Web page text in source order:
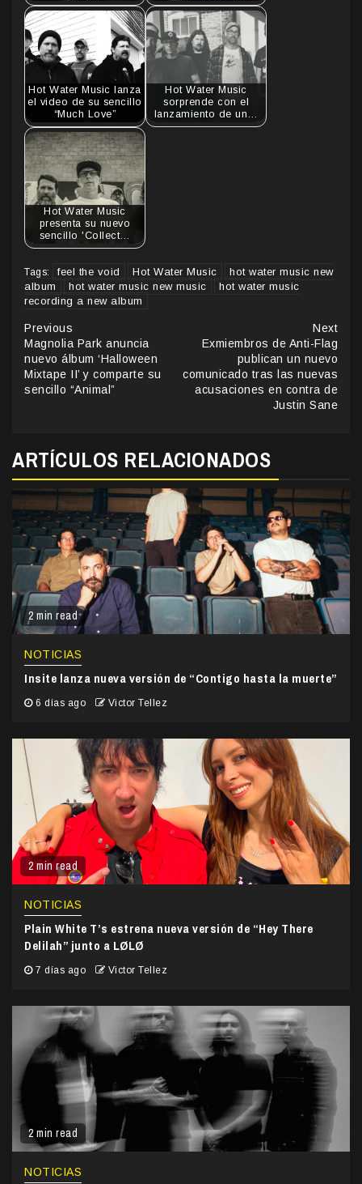
Hot Water Music lanza
el video de su sencillo
“Much Love”
Hot Water Music
sorprende con el
lanzamiento de un…
Hot Water Music
presenta su nuevo
sencillo 'Collect…
Tags: feel the void Hot Water Music
hot water music new
album
hot water music new music
hot water music
recording a new album
Continue
Reading
Previous
Magnolia Park anuncia
nuevo álbum ‘Halloween
Mixtape II’ y comparte su
sencillo “Animal”
Next
Exmiembros de Anti-Flag
publican un nuevo
comunicado tras las nuevas
acusaciones en contra de
Justin Sane
ARTÍCULOS RELACIONADOS
2 min read
NOTICIAS
Insite lanza nueva versión de “Contigo hasta la muerte”
6 días ago Victor Tellez
2 min read
NOTICIAS
Plain White T’s estrena nueva versión de “Hey There
Delilah” junto a LØLØ
7 días ago Victor Tellez
2 min read
NOTICIAS